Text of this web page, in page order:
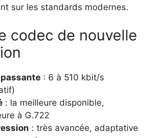
sur les standards modernes.
codec de nouvelle
: 6 à 510 kbit/s
: la meilleure disponible,
à G.722
: très avancée, adaptative